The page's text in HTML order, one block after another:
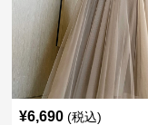
¥6,690 (税込)